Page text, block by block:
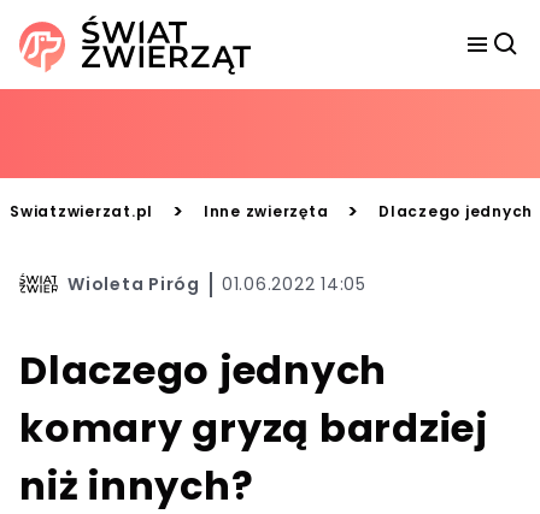
Swiatzwierzat.pl > Inne zwierzęta > Dlaczego jednych
Wioleta Piróg 01.06.2022 14:05
Dlaczego jednych
komary gryzą bardziej
niż innych?